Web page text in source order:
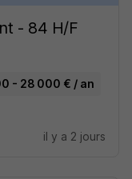
- 84 H/F
- 28 000 € / an
il y a 2 jours